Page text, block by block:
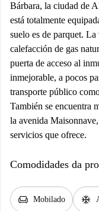
Bárbara, la ciudad de
está totalmente
suelo es de parquet.
calefacción de gas
puerta de acceso al
inmejorable, a pocos
transporte público
También se encuentra
la avenida
servicios que ofrece.
Comodidades da
chair Mobilado ac_unit